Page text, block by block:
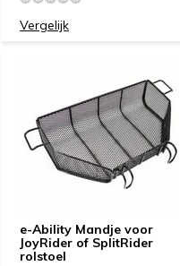
Vergelijk
e-Ability Mandje voor
JoyRider of SplitRider
rolstoel